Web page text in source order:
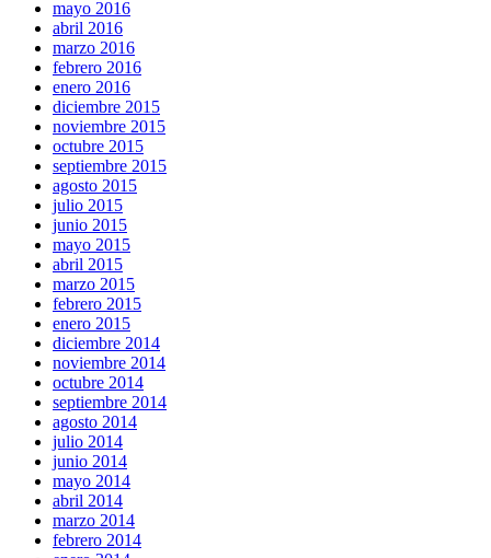
mayo 2016
abril 2016
marzo 2016
febrero 2016
enero 2016
diciembre 2015
noviembre 2015
octubre 2015
septiembre 2015
agosto 2015
julio 2015
junio 2015
mayo 2015
abril 2015
marzo 2015
febrero 2015
enero 2015
diciembre 2014
noviembre 2014
octubre 2014
septiembre 2014
agosto 2014
julio 2014
junio 2014
mayo 2014
abril 2014
marzo 2014
febrero 2014